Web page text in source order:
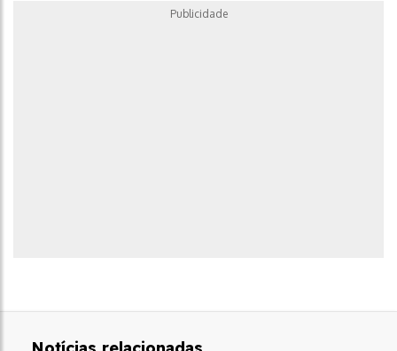
Publicidade